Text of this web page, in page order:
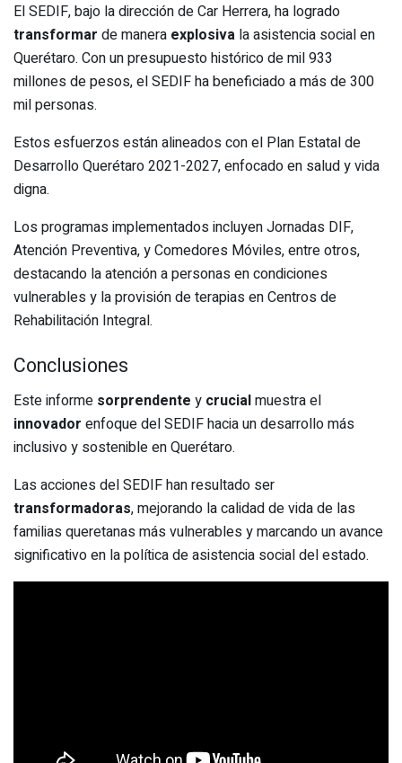
El SEDIF, bajo la dirección de Car Herrera, ha logrado
transformar de manera explosiva la asistencia social en
Querétaro. Con un presupuesto histórico de mil 933
millones de pesos, el SEDIF ha beneficiado a más de 300
mil personas.
Estos esfuerzos están alineados con el Plan Estatal de
Desarrollo Querétaro 2021-2027, enfocado en salud y vida
digna.
Los programas implementados incluyen Jornadas DIF,
Atención Preventiva, y Comedores Móviles, entre otros,
destacando la atención a personas en condiciones
vulnerables y la provisión de terapias en Centros de
Rehabilitación Integral.
Conclusiones
Este informe sorprendente y crucialmuestra el
innovador enfoque del SEDIF hacia un desarrollo más
inclusivo y sostenible en Querétaro.
Las acciones del SEDIF han resultado ser
transformadoras, mejorando la calidad de vida de las
familias queretanas más vulnerables y marcando un avance
significativo en la política de asistencia social del estado.